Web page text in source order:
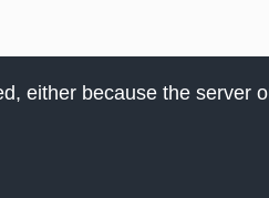
either because the server